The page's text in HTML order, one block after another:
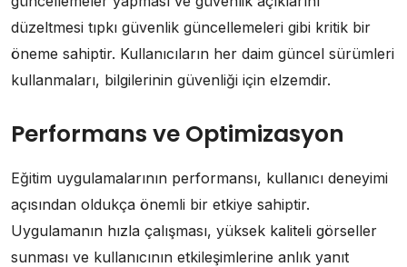
düzeltmesi tıpkı güvenlik güncellemeleri gibi kritik bir
öneme sahiptir. Kullanıcıların her daim güncel sürümleri
kullanmaları, bilgilerinin güvenliği için elzemdir.
Performans ve Optimizasyon
Eğitim uygulamalarının performansı, kullanıcı deneyimi
açısından oldukça önemli bir etkiye sahiptir.
Uygulamanın hızla çalışması, yüksek kaliteli görseller
sunması ve kullanıcının etkileşimlerine anlık yanıt